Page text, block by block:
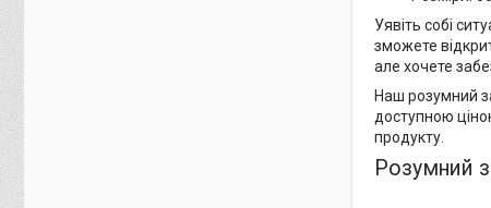
Уявіть собі
зможете
але хочете
Наш розумний
доступною
продукту.
Розумний